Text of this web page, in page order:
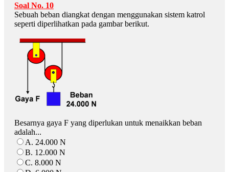
Soal No. 10
Sebuah beban diangkat dengan menggunakan sistem katrol
seperti diperlihatkan pada gambar berikut.
Besarnya gaya F yang diperlukan untuk menaikkan beban
adalah...
A. 24.000 N
B. 12.000 N
C. 8.000 N